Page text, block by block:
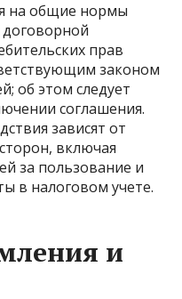
на общие нормы
прав
законом
об этом следует
соглашения.
зависят от
включая
за пользование и
в налоговом учете.
и